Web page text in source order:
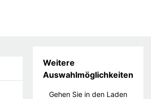
Weitere
Auswahlmöglichkeiten
Gehen Sie in den Laden